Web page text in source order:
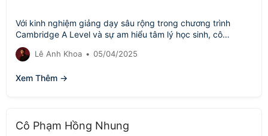
Với kinh nghiệm giảng dạy sâu rộng trong chương trình
Cambridge A Level và sự am hiểu tâm lý học sinh, cô…
Lê Anh Khoa • 05/04/2025
Xem Thêm →
Cô Phạm Hồng Nhung